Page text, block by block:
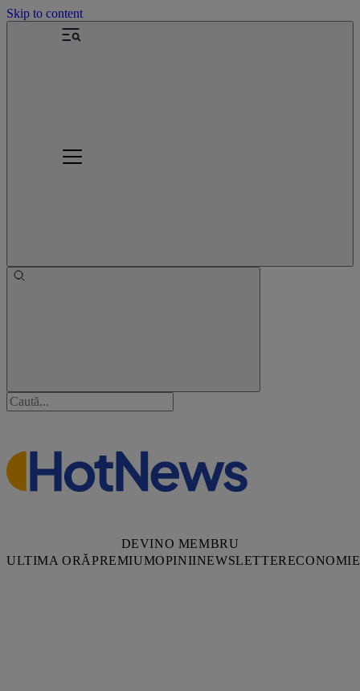
Skip to content
DEVINO MEMBRU
ULTIMA ORĂPREMIUMOPINIINEWSLETTERECONOMIE